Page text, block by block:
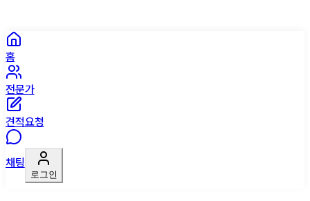
홈
전문가
견적요청
채팅
로그인